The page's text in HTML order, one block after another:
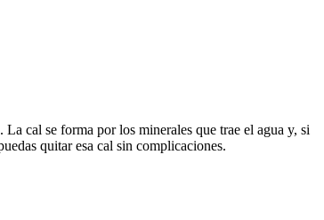
cal se forma por los minerales que trae el agua y, si
quitar esa cal sin complicaciones.